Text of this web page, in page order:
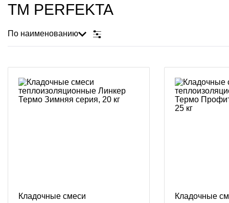
TM PERFEKTA
По наименованию
Кладочные смеси
Кладочные